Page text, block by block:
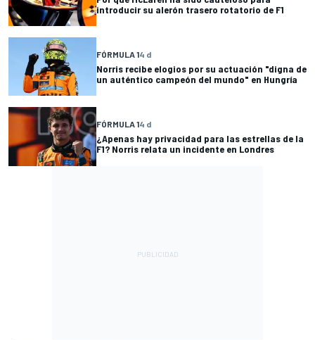
introducir su alerón trasero rotatorio de F1
FÓRMULA 14 d
Norris recibe elogios por su actuación "digna de
un auténtico campeón del mundo" en Hungría
FÓRMULA 14 d
¿Apenas hay privacidad para las estrellas de la
F1? Norris relata un incidente en Londres